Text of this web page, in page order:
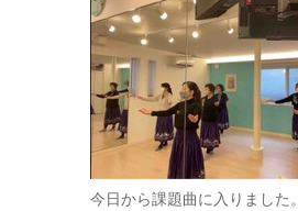
今日から課題曲に入りました。